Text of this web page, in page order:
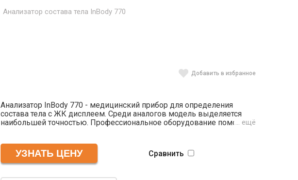
Анализатор состава тела InBody 770
Добавить в избранное
Анализатор InBody 770 - медицинский прибор для определения
состава тела с ЖК дисплеем. Среди аналогов модель выделяется
наибольшей точностью. Профессиональное оборудование помогает
внутриклеточная). Результаты не привязаны к возрасту либо полу
пациента, принцип действия анализатора основан на
неэмпирической оценке состава тела. Измерения осуществляются
импедансным методом в обширном диапазоне - от 10 кг до 250 кг.
… ещё
Сравнить